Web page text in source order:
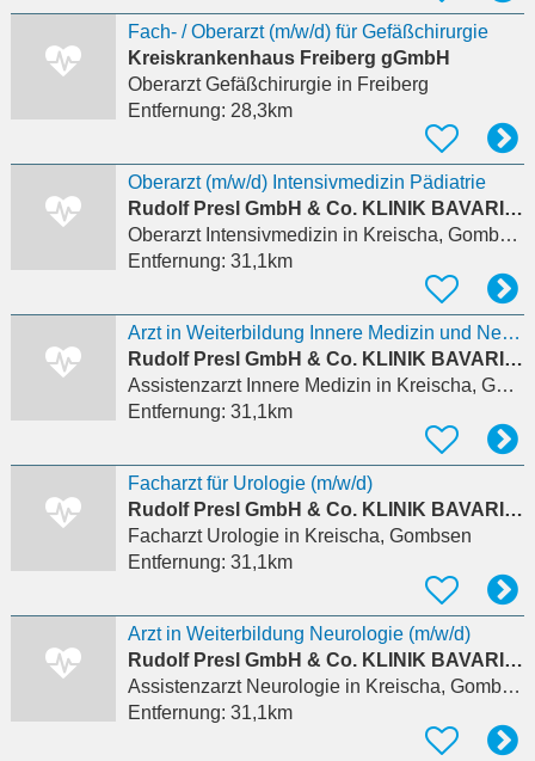
Fach- / Oberarzt (m/w/d) für Gefäßchirurgie
Kreiskrankenhaus Freiberg gGmbH
Oberarzt Gefäßchirurgiein Freiberg
Entfernung: 28,3km
Oberarzt (m/w/d) Intensivmedizin Pädiatrie
Rudolf Presl GmbH & Co. KLINIK BAVARIA Rehabilitations KG
Oberarzt Intensivmedizin in Kreischa, Gombsen
Entfernung: 31,1km
Arzt in Weiterbildung Innere Medizin und Nephrologie (m/w/d)
Rudolf Presl GmbH & Co. KLINIK BAVARIA Rehabilitations KG
Assistenzarzt Innere Medizin in Kreischa, Gombsen
Entfernung: 31,1km
Facharzt für Urologie (m/w/d)
Rudolf Presl GmbH & Co. KLINIK BAVARIA Rehabilitations KG
Facharzt Urologiein Kreischa, Gombsen
Entfernung: 31,1km
Arzt in Weiterbildung Neurologie (m/w/d)
Rudolf Presl GmbH & Co. KLINIK BAVARIA Rehabilitations KG
Assistenzarzt Neurologiein Kreischa, Gombsen
Entfernung: 31,1km